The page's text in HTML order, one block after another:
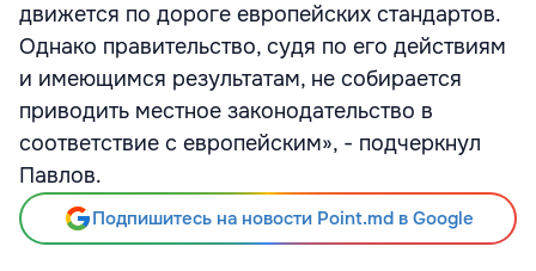
движется по дороге европейских стандартов.
Однако правительство, судя по его действиям
и имеющимся результатам, не собирается
приводить местное законодательство в
соответствие с европейским», - подчеркнул
Павлов.
Подпишитесь на новости Point.md в Google